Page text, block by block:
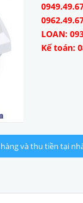
LOAN:
Kế toán:
và thu tiền tại